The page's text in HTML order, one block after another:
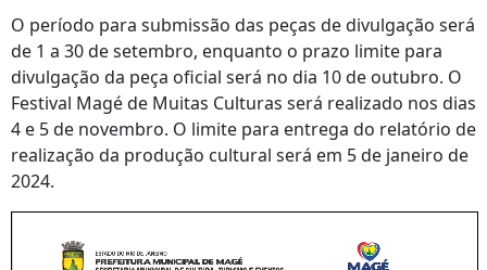
O período para submissão das peças de divulgação será
de 1 a 30 de setembro, enquanto o prazo limite para
divulgação da peça oficial será no dia 10 de outubro. O
Festival Magé de Muitas Culturas será realizado nos dias
4 e 5 de novembro. O limite para entrega do relatório de
realização da produção cultural será em 5 de janeiro de
2024.